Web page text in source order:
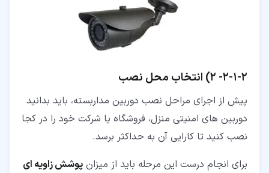
۲‏-‏۱‏-‏۲‏- 2) انتخاب محل نصب
پیش از اجرای مراحل نصب دوربین مداربسته، باید بدانید
دوربین های امنیتی منزل، فروشگاه یا شرکت خود را در کجا
نصب کنید تا کارایی آن به حداکثر برسد.
برای انجام درست این مرحله باید از میزان پوشش زاویه ای